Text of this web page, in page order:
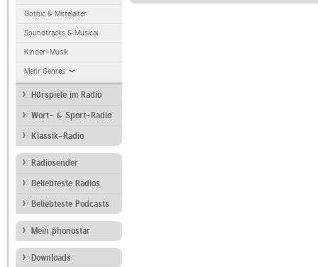
Gothic & Mittelalter
Soundtracks & Musical
Kinder-Musik
Mehr Genres
Hörspiele im Radio
Wort- & Sport-Radio
Klassik-Radio
Radiosender
Beliebteste Radios
Beliebteste Podcasts
Mein phonostar
Downloads